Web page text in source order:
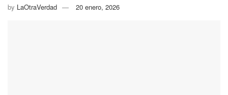
by LaOtraVerdad 20 enero, 2026